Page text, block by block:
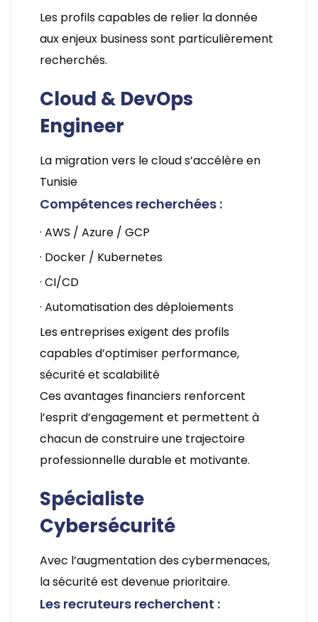
Les profils capables de relier la donnée
aux enjeux business sont particulièrement
recherchés.
Cloud & DevOps
Engineer
La migration vers le cloud s’accélère en
Tunisie
Compétences recherchées :
· AWS / Azure / GCP
· Docker / Kubernetes
· CI/CD
· Automatisation des déploiements
Les entreprises exigent des profils
capables d’optimiser performance,
sécurité et scalabilité
Ces avantages financiers renforcent
l’esprit d’engagement et permettent à
chacun de construire une trajectoire
professionnelle durable et motivante.
Spécialiste
Cybersécurité
Avec l’augmentation des cybermenaces,
la sécurité est devenue prioritaire.
Les recruteurs recherchent :